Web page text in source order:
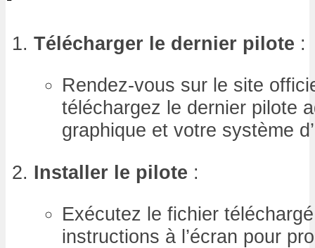
Télécharger le dernier pilote :
Rendez-vous sur le site
téléchargez le dernier pilote
graphique et votre système
Installer le pilote :
Exécutez le fichier
instructions à l’écran pour